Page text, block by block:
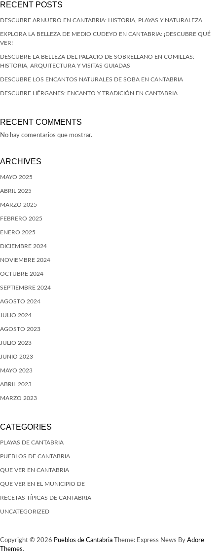
RECENT POSTS
DESCUBRE ARNUERO EN CANTABRIA: HISTORIA, PLAYAS Y NATURALEZA
EXPLORA LA BELLEZA DE MEDIO CUDEYO EN CANTABRIA: ¡DESCUBRE QUÉ
VER!
DESCUBRE LA BELLEZA DEL PALACIO DE SOBRELLANO EN COMILLAS:
HISTORIA, ARQUITECTURA Y VISITAS GUIADAS
DESCUBRE LOS ENCANTOS NATURALES DE SOBA EN CANTABRIA
DESCUBRE LIÉRGANES: ENCANTO Y TRADICIÓN EN CANTABRIA
RECENT COMMENTS
No hay comentarios que mostrar.
ARCHIVES
MAYO 2025
ABRIL 2025
MARZO 2025
FEBRERO 2025
ENERO 2025
DICIEMBRE 2024
NOVIEMBRE 2024
OCTUBRE 2024
SEPTIEMBRE 2024
AGOSTO 2024
JULIO 2024
AGOSTO 2023
JULIO 2023
JUNIO 2023
MAYO 2023
ABRIL 2023
MARZO 2023
CATEGORIES
PLAYAS DE CANTABRIA
PUEBLOS DE CANTABRIA
QUE VER EN CANTABRIA
QUE VER EN EL MUNICIPIO DE
RECETAS TÍPICAS DE CANTABRIA
UNCATEGORIZED
Copyright © 2026 Pueblos de Cantabria Theme: Express News By Adore
Themes.